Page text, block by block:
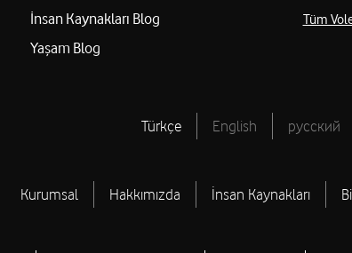
İnsan Kaynakları Blog
Yaşam Blog
Tüm
Türkçe English русский
Kurumsal Hakkımızda İnsan Kaynakları